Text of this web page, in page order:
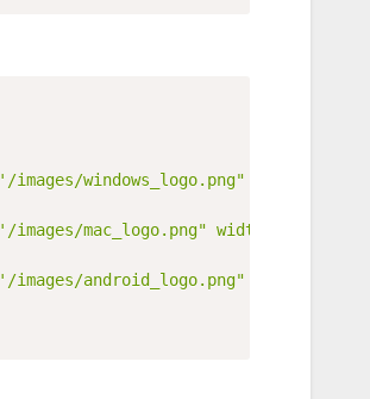
'/images/windows_logo.png"
'/images/mac_logo.png" width="18"
'/images/android_logo.png"